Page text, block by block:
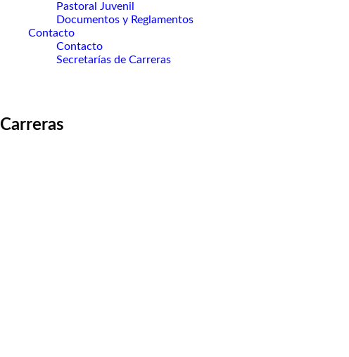
Pastoral Juvenil
Documentos y Reglamentos
Contacto
Contacto
Secretarías de Carreras
Carreras